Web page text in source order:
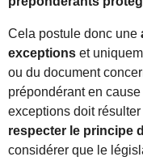
Cela postule donc une
exceptions et
ou du document
prépondérant en
exceptions doit
respecter le principe
considérer que le